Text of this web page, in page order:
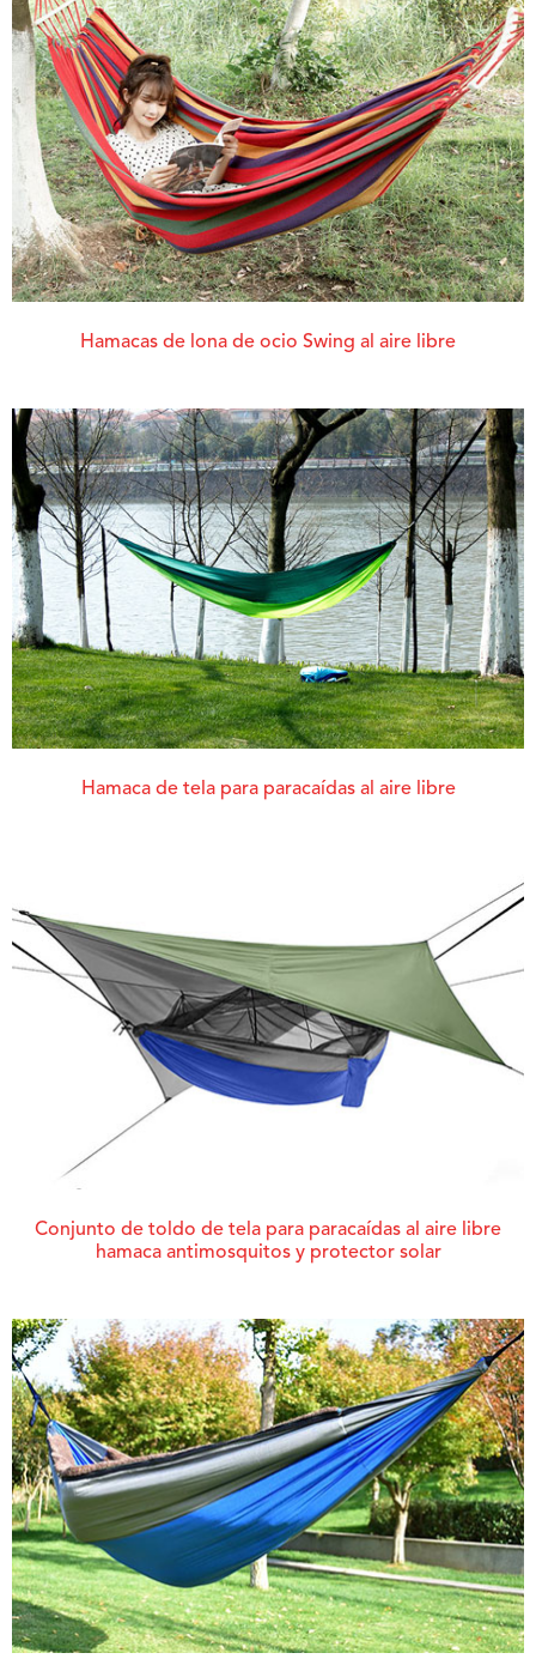
Hamacas de lona de ocio Swing al aire libre
Hamaca de tela para paracaídas al aire libre
Conjunto de toldo de tela para paracaídas al aire libre
hamaca antimosquitos y protector solar